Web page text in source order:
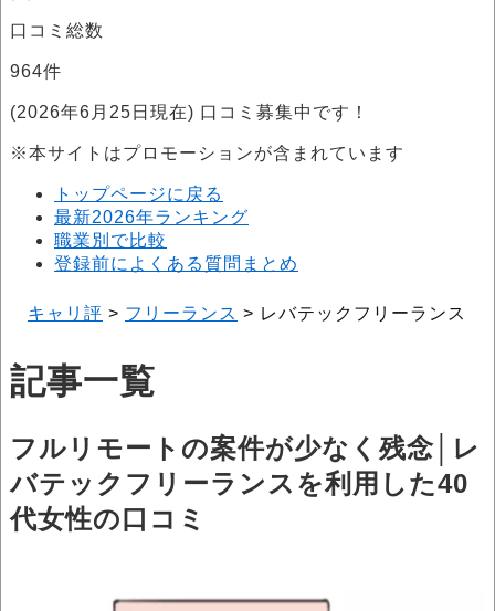
口コミ総数
964件
(2026年6月25日現在) 口コミ募集中です！
※本サイトはプロモーションが含まれています
トップページに戻る
最新2026年ランキング
職業別で比較
登録前によくある質問まとめ
キャリ評 > フリーランス > レバテックフリーランス
記事一覧
フルリモートの案件が少なく残念│レ
バテックフリーランスを利用した40
代女性の口コミ